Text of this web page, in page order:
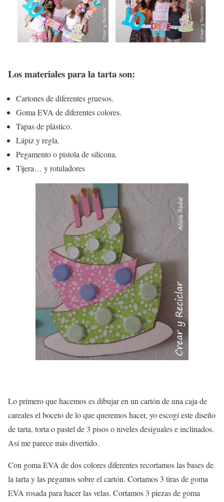
Los materiales para la tarta son:
Cartones de diferentes gruesos.
Goma EVA de diferentes colores.
Tapas de plástico.
Lápiz y regla.
Pegamento o pistola de silicona.
Tijera… y rotuladores
Lo primero que hacemos es dibujar en un cartón de una caja de
careales el boceto de lo que queremos hacer, yo escogí este diseño
de tarta, torta o pastel de 3 pisos o niveles desiguales e inclinados.
Así me parece más divertido.
Con goma EVA de dos colores diferentes recortamos las bases de
la tarta y las pegamos sobre el cartón. Cortamos 3 tiras de goma
EVA rosada para hacer las velas. Cortamos 3 piezas de goma